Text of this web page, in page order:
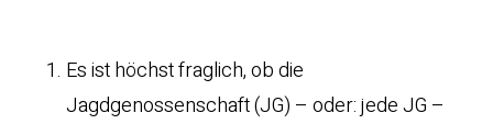
Es ist höchst fraglich, ob die
Jagdgenossenschaft (JG) – oder: jede JG –